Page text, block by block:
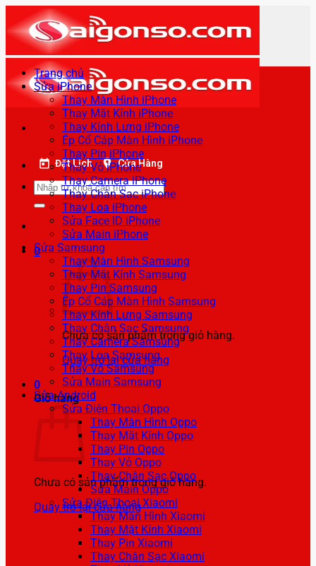
qua
nội
dung
Đặt Lịch Cửa Hàng
Tìm
kiếm:
0
Chưa có sản phẩm trong giỏ hàng.
Quay trở lại cửa hàng
0
Giỏ hàng
Chưa có sản phẩm trong giỏ hàng.
Quay trở lại cửa hàng
Trang chủ
Sửa iPhone
Thay Màn Hình iPhone
Thay Mặt Kính iPhone
Thay Kính Lưng iPhone
Ép Cổ Cáp Màn Hình iPhone
Thay Pin iPhone
Thay Vỏ iPhone
Thay Camera iPhone
Thay Chân Sạc iPhone
Thay Loa iPhone
Sửa Face ID iPhone
Sửa Main iPhone
Sửa Samsung
Thay Màn Hình Samsung
Thay Mặt Kính Samsung
Thay Pin Samsung
Ép Cổ Cáp Màn Hình Samsung
Thay Kính Lưng Samsung
Thay Chân Sạc Samsung
Thay Camera Samsung
Thay Loa Samsung
Thay Vỏ Samsung
Sửa Main Samsung
Sửa Android
Sửa Điện Thoại Oppo
Thay Màn Hình Oppo
Thay Mặt Kính Oppo
Thay Pin Oppo
Thay Vỏ Oppo
Thay Chân Sạc Oppo
Sửa Main Oppo
Sửa Điện Thoại Xiaomi
Thay Màn Hình Xiaomi
Thay Mặt Kính Xiaomi
Thay Pin Xiaomi
Thay Chân Sạc Xiaomi